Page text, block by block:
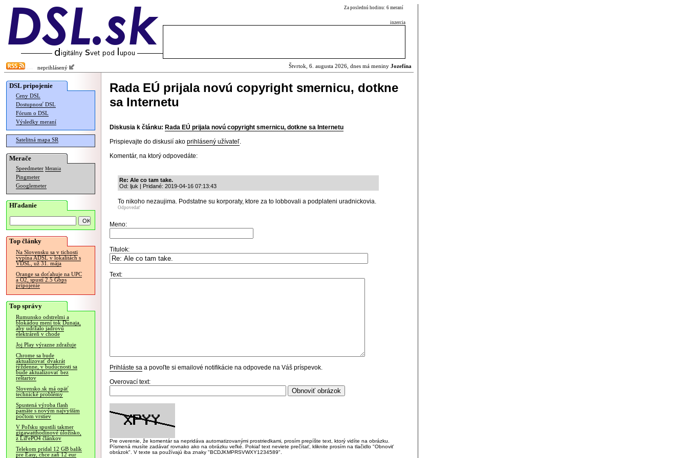
Za poslednú hodinu: 6 meraní
inzercia
neprihlásený Štvrtok, 6. augusta 2026, dnes má meniny Jozefína
DSL pripojenie
Ceny DSL
Dostupnosť DSL
Fórum o DSL
Výsledky meraní
Satelitná mapa SR
Merače
Speedmeter Merania
Pingmeter
Googlemeter
Hľadanie
Top články
Na Slovensku sa v tichosti
vypína ADSL v lokalitách s
VDSL, už 31. mája
Orange sa doťahuje na UPC
a O2, spustí 2.5 Gbps
pripojenie
Top správy
Rumunsko odstrelmi a
blokádou mení tok Dunaja,
aby udržalo jadrovú
elektráreň v chode
Joj Play výrazne zdražuje
Chrome sa bude
aktualizovať dvakrát
týždenne, v budúcnosti sa
bude aktualizovať bez
reštartov
Slovensko.sk má opäť
technické problémy
Spustená výroba flash
pamäte s novým najvyšším
počtom vrstiev
V Poľsku spustili takmer
gigawatthodinové úložisko,
z LiFePO4 článkov
Telekom pridal 12 GB balík
pre Easy, chce zaň 12 eur
Rada EÚ prijala novú copyright smernicu, dotkne
sa Internetu
Diskusia k článku: Rada EÚ prijala novú copyright smernicu, dotkne sa Internetu
Prispievajte do diskusií ako prihlásený užívateľ.
Komentár, na ktorý odpovedáte:
Re: Ale co tam take.
Od: ljuk | Pridané: 2019-04-16 07:13:43
To nikoho nezaujima. Podstatne su korporaty, ktore za to lobbovali a podplateni uradnickovia.
Odpovedať
Meno:
Titulok:
Text:
Prihláste sa a povoľte si emailové notifikácie na odpovede na Váš príspevok.
Overovací text:
Pre overenie, že komentár sa nepridáva automatizovanými prostriedkami, prosím prepíšte text, ktorý vidíte na obrázku.
Písmená musíte zadávať rovnako ako na obrázku veľké. Pokiaľ text neviete prečítať, kliknite prosím na tlačidlo "Obnoviť
obrázok". V texte sa používajú iba znaky "BCDJKMPRSVWXY1234589".